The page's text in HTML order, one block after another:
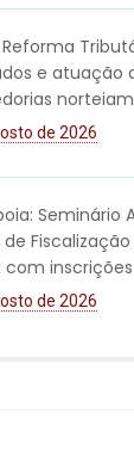
Reforma
e atuação
de 2026
Seminário
com
de 2026